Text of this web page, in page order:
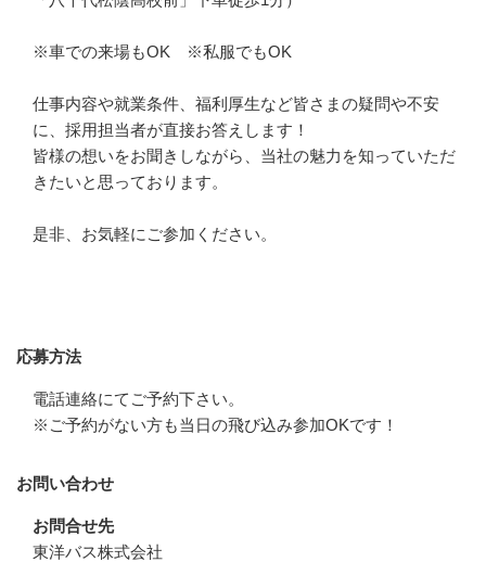
※車での来場もOK　※私服でもOK
仕事内容や就業条件、福利厚生など皆さまの疑問や不安
に、採用担当者が直接お答えします！
皆様の想いをお聞きしながら、当社の魅力を知っていただ
きたいと思っております。
是非、お気軽にご参加ください。
応募方法
電話連絡にてご予約下さい。
※ご予約がない方も当日の飛び込み参加OKです！
お問い合わせ
お問合せ先
東洋バス株式会社